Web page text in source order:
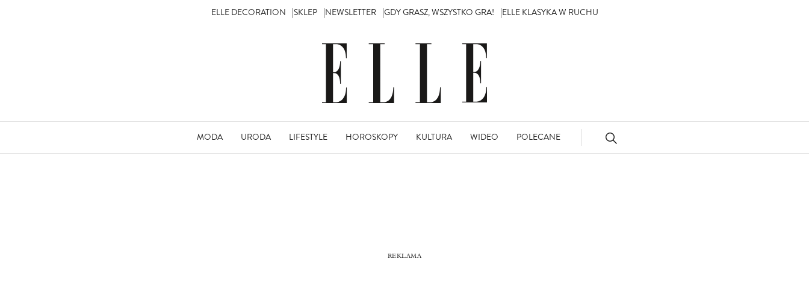
ELLE DECORATION SKLEP NEWSLETTER GDY GRASZ, WSZYSTKO GRA! ELLE KLASYKA W RUCHU
MODA URODA LIFESTYLE HOROSKOPY KULTURA WIDEO POLECANE